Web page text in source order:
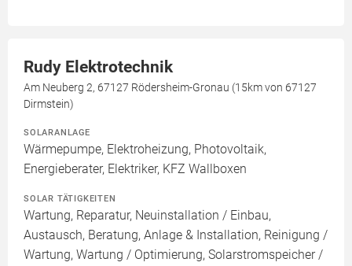
Rudy Elektrotechnik
Am Neuberg 2, 67127 Rödersheim-Gronau (15km von 67127
Dirmstein)
SOLARANLAGE
Wärmepumpe, Elektroheizung, Photovoltaik,
Energieberater, Elektriker, KFZ Wallboxen
SOLAR TÄTIGKEITEN
Wartung, Reparatur, Neuinstallation / Einbau,
Austausch, Beratung, Anlage & Installation, Reinigung /
Wartung, Wartung / Optimierung, Solarstromspeicher /